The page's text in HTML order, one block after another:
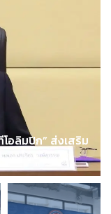
อลิมปิก” ส่งเสริม